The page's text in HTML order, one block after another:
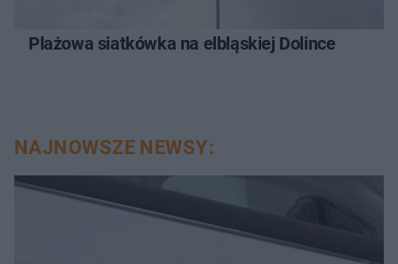
Plażowa siatkówka na elbląskiej Dolince
NAJNOWSZE NEWSY: